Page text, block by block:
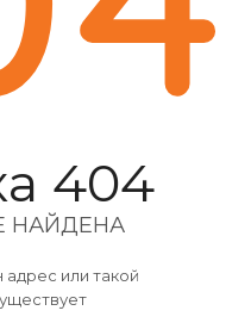
404
НАЙДЕНА
или такой